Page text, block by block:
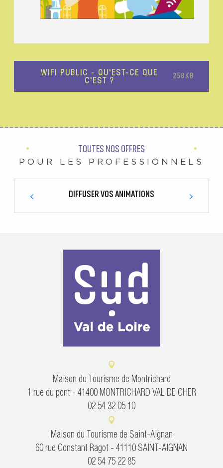
WIFI PUBLIC - QU'EST-CE QUE
C'EST ?
258KB
TOUTES NOS OFFRES
POUR LES PROFESSIONNELS
DIFFUSER VOS ANIMATIONS
Maison du Tourisme de Montrichard
1 rue du pont - 41400 MONTRICHARD VAL DE CHER
02 54 32 05 10
Maison du Tourisme de Saint-Aignan
60 rue Constant Ragot - 41110 SAINT-AIGNAN
02 54 75 22 85